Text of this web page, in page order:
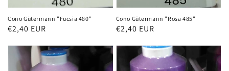
Cono Gütermann "Fucsia 480"
Precio
€2,40 EUR
Cono Gütermann "Rosa 485"
Precio
€2,40 EUR